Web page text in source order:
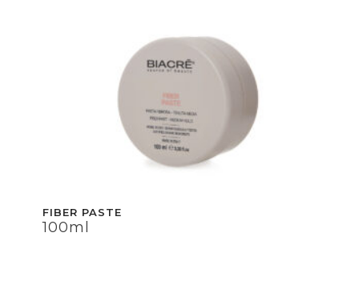
FIBER PASTE
100ml